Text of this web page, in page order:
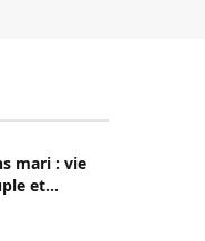
mari : vie
et
la